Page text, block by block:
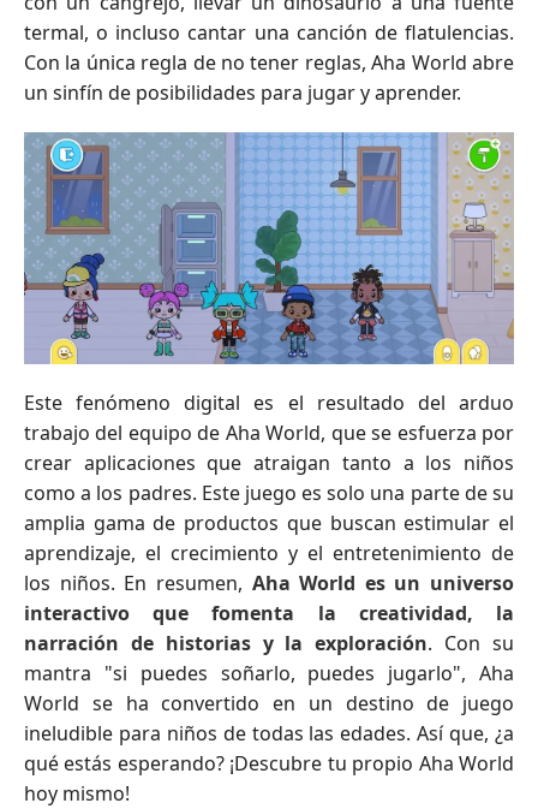
termal, o incluso cantar una canción de flatulencias.
Con la única regla de no tener reglas, Aha World abre
un sinfín de posibilidades para jugar y aprender.
Este fenómeno digital es el resultado del arduo
trabajo del equipo de Aha World, que se esfuerza por
crear aplicaciones que atraigan tanto a los niños
como a los padres. Este juego es solo una parte de su
amplia gama de productos que buscan estimular el
aprendizaje, el crecimiento y el entretenimiento de
los niños. En resumen, Aha World es un universo
interactivo que fomenta la creatividad, la
narración de historias y la exploración. Con su
mantra "si puedes soñarlo, puedes jugarlo", Aha
World se ha convertido en un destino de juego
ineludible para niños de todas las edades. Así que, ¿a
qué estás esperando? ¡Descubre tu propio Aha World
hoy mismo!